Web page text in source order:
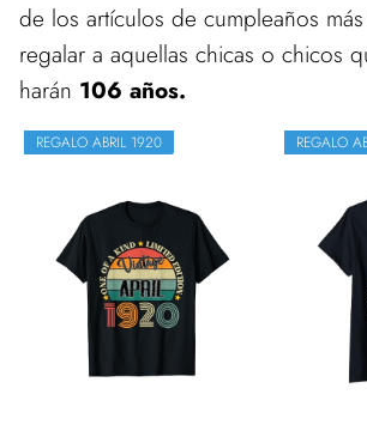
de los artículos de cumpleaños
regalar a aquellas chicas o chicos
harán 106 años.
REGALO ABRIL 1920 REGALO